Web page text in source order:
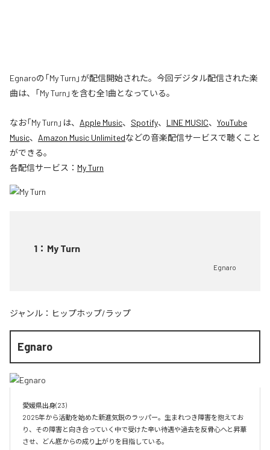
Egnaroの「My Turn」が配信開始された。今回デジタル配信された楽
曲は、「My Turn」を含む全1曲となっている。
なお「My Turn 」は、 Apple Music、 Spotify、 LINE MUSIC、 YouTube
Music、 Amazon Music Unlimitedなどの音楽配信サービスで聴くこと
ができる。
各配信サービス： My Turn
1 ： My Turn
Egnaro
ジャンル： ヒップホップ/ラップ
Egnaro
愛媛県出身(23)
2025年から活動を始めた新進気鋭のラッパー。生まれつき障害を抱えてお
り、その障害と向き合っていく中で受けた辛い待遇や過去を反骨心へと昇華
させ、どん底からの成り上がりを目指している。